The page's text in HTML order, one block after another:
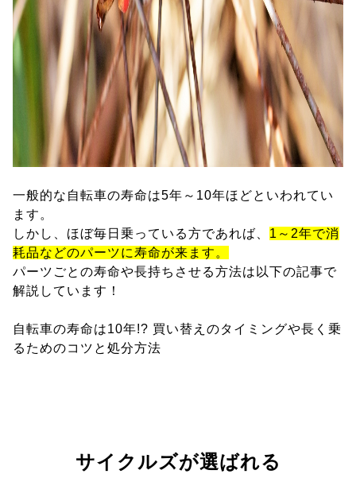
一般的な自転車の寿命は5年～10年ほどといわれてい
ます。
しかし、ほぼ毎日乗っている方であれば、 1～2年で消
耗品などのパーツに寿命が来ます。
パーツごとの寿命や長持ちさせる方法は以下の記事で
解説しています！
自転車の寿命は10年!? 買い替えのタイミングや長く乗
るためのコツと処分方法
サイクルズが選ばれる